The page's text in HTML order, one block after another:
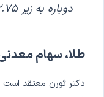
دوباره به زیر ۲.۷۵ درصد برگردد.»
طلا، سهام
دکتر ثورن معتقد است